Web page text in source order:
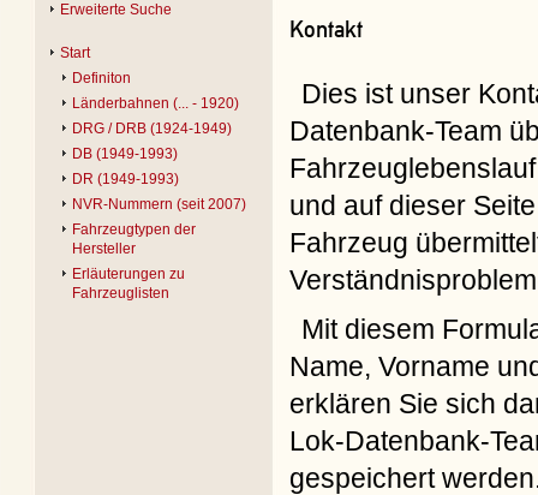
Erweiterte Suche
Start
Definiton
Länderbahnen (... - 1920)
DRG / DRB (1924-1949)
DB (1949-1993)
DR (1949-1993)
NVR-Nummern (seit 2007)
Fahrzeugtypen der
Hersteller
Erläuterungen zu
Fahrzeuglisten
Kontakt
Dies ist unser
Datenbank-Team
und auf dieser
Fahrzeug
Mit diesem
Name, Vorname
erklären Sie sich
Lok-Datenbank-
gespeichert